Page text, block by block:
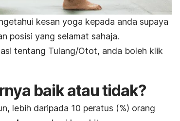
kesan yoga kepada anda supaya
posisi yang selamat sahaja.
tentang Tulang/Otot, anda boleh klik
baik atau tidak?
lebih daripada 10 peratus (%) orang